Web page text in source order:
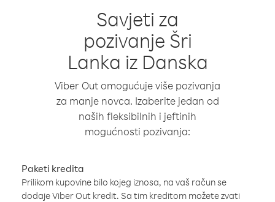
Savjeti za
pozivanje Šri
Lanka iz Danska
Viber Out omogućuje više pozivanja
za manje novca. Izaberite jedan od
naših fleksibilnih i jeftinih
mogućnosti pozivanja:
Paketi kredita
Prilikom kupovine bilo kojeg iznosa, na vaš račun se
dodaje Viber Out kredit. Sa tim kreditom možete zvati